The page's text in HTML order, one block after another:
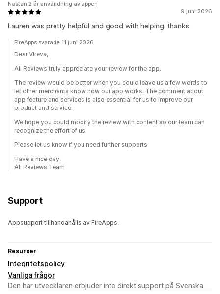
9 juni 2026
Lauren was pretty helpful and good with helping. thanks
Nästan 2 år användning av appen
FireApps svarade 11 juni 2026
Dear Vireva,
Ali Reviews truly appreciate your review for the app.
The review would be better when you could leave us a few words to
let other merchants know how our app works. The comment about
app feature and services is also essential for us to improve our
product and service.
We hope you could modify the review with content so our team can
recognize the effort of us.
Please let us know if you need further supports.
Have a nice day,
Ali Reviews Team
Support
Appsupport tillhandahålls av FireApps.
Resurser
Integritetspolicy
Vanliga frågor
Den här utvecklaren erbjuder inte direkt support på Svenska.